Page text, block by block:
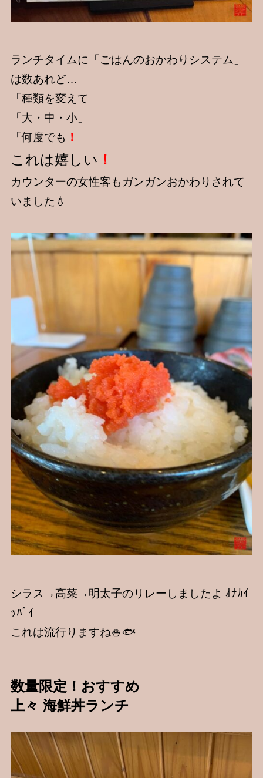
ランチタイムに「ごはんのおかわりシステム」
は数あれど…
「種類を変えて」
「大・中・小」
「何度でも ！ 」
これは嬉しい ！
カウンターの女性客もガンガンおかわりされて
いました💧
シラス→高菜→明太子のリレーしましたよ ｵﾅｶｲ
ｯﾊﾟｲ
これは流行りますね🍚🐟
数量限定！おすすめ
上々 海鮮丼ランチ